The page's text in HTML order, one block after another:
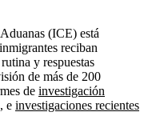
(ICE) está
reciban
y respuestas
de más de 200
de investigación
e investigaciones recientes